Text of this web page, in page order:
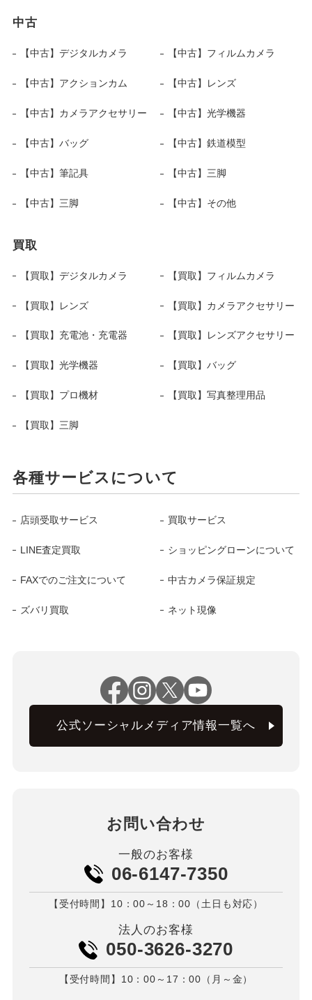
中古
【中古】デジタルカメラ 【中古】フィルムカメラ
【中古】アクションカム 【中古】レンズ
【中古】カメラアクセサリー 【中古】光学機器
【中古】バッグ 【中古】鉄道模型
【中古】筆記具 【中古】三脚
【中古】三脚 【中古】その他
買取
【買取】デジタルカメラ 【買取】フィルムカメラ
【買取】レンズ 【買取】カメラアクセサリー
【買取】充電池・充電器 【買取】レンズアクセサリー
【買取】光学機器 【買取】バッグ
【買取】プロ機材 【買取】写真整理用品
【買取】三脚
各種サービスについて
店頭受取サービス 買取サービス
LINE査定買取 ショッピングローンについて
FAXでのご注文について 中古カメラ保証規定
ズバリ買取 ネット現像
公式ソーシャルメディア情報一覧へ
お問い合わせ
一般のお客様
06-6147-7350
【受付時間】10：00～18：00（土日も対応）
法人のお客様
050-3626-3270
【受付時間】10：00～17：00（月～金）